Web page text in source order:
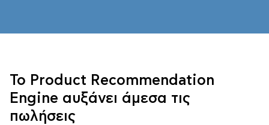
Το Product Recommendation
Engine αυξάνει άμεσα τις
πωλήσεις